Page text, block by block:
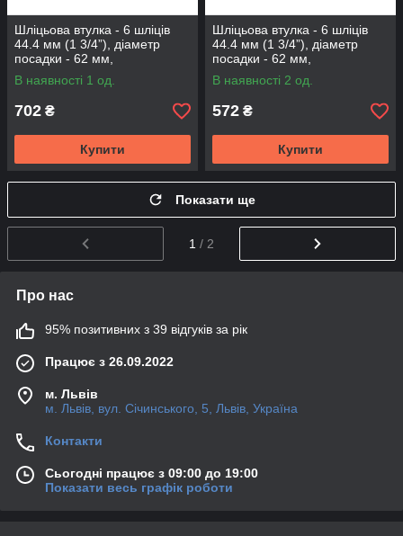
Шліцьова втулка - 6 шліців
44.4 мм (1 3/4”), діаметр
посадки - 62 мм,
довжина-100мм (BS-6A-100-
62)
В наявності 1 од.
702 ₴
Купити
Шліцьова втулка - 6 шліців
44.4 мм (1 3/4”), діаметр
посадки - 62 мм,
довжина-60мм (BS-6A-60-62)
В наявності 2 од.
572 ₴
Купити
Показати ще
1 / 2
Про нас
95% позитивних з 39 відгуків за рік
Працює з 26.09.2022
м. Львів
м. Львів, вул. Січинського, 5, Львів, Україна
Контакти
Сьогодні працює з 09:00 до 19:00
Показати весь графік роботи